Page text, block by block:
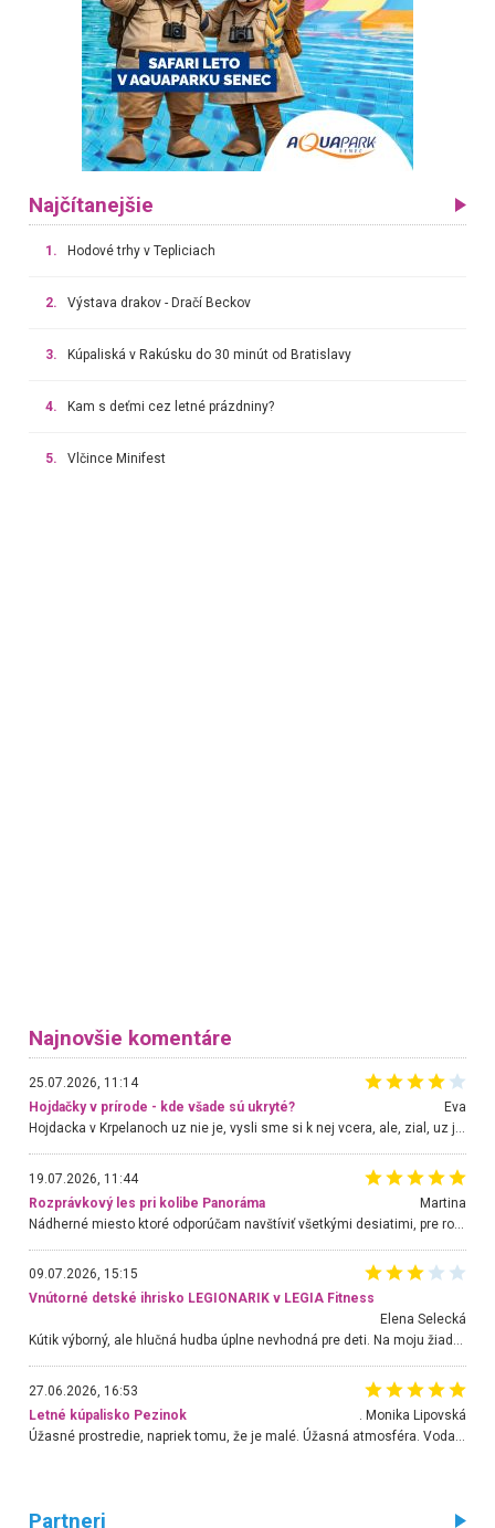
Najčítanejšie
1. Hodové trhy v Tepliciach
2. Výstava drakov - Dračí Beckov
3. Kúpaliská v Rakúsku do 30 minút od Bratislavy
4. Kam s deťmi cez letné prázdniny?
5. Vlčince Minifest
Najnovšie komentáre
25.07.2026, 11:14
Hojdačky v prírode - kde všade sú ukryté?
Eva
Hojdacka v Krpelanoch uz nie je, vysli sme si k nej vcera, ale, zial, uz je znicena. Ak sem planujete cestu len kvoli hojdacke, mozete si ju usetrit. Krasny vyhlad je tu vsak aj bez hojdacky :-)
19.07.2026, 11:44
Rozprávkový les pri kolibe Panoráma
Martina
Nádherné miesto ktoré odporúčam navštíviť všetkými desiatimi, pre rodiny s deťmi, dôchodcom... Proste a jednoducho ozaj rozprávkový les.. určite ešte prídeme. Odniesli sme si na pamiatku krásne tričká,
09.07.2026, 15:15
Vnútorné detské ihrisko LEGIONARIK v LEGIA Fitness
Elena Selecká
Kútik výborný, ale hlučná hudba úplne nevhodná pre deti. Na moju žiadosť o aspoň sušenie nereagovali.
27.06.2026, 16:53
Letné kúpalisko Pezinok
. Monika Lipovská
Úžasné prostredie, napriek tomu, že je malé. Úžasná atmosféra. Voda fantastická a nádherná. Ľudí je pomerne veľa, ale su mili a ohľaduplní. Je veľmi zaujímavé sledovať, ako dokážu spolu športovať cudzí ľudia a bez ohľadu na vek. Vládne tu pohoda. Vnuka neviem dostať z vody. Ďakujem za krásny deň . Urcite sa sem vrátim. Jediný problém je s parkovaním, ale aj ten sa mi podarilo vyriešiť. Monika Bratislava
Partneri